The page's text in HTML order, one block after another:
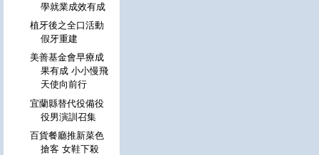
學就業成效有成
植牙後之全口活動
假牙重建
美善基金會早療成
果有成 小小慢飛
天使向前行
宜蘭縣替代役備役
役男演訓召集
百貨餐廳推新菜色
搶客 女鞋下殺